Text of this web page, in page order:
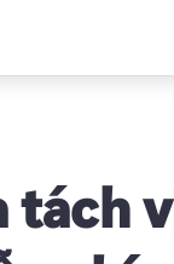
tách